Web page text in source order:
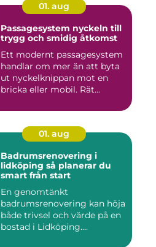
01. aug
Passagesystem nyckeln till
trygg och smidig åtkomst
Ett modernt passagesystem
handlar om mer än att byta
ut nyckelknippan mot en
bricka eller mobil. Rät...
01. aug
Badrumsrenovering i
lidköping så planerar du
smart från start
En genomtänkt
badrumsrenovering kan höja
både trivsel och värde på en
bostad i Lidköping.